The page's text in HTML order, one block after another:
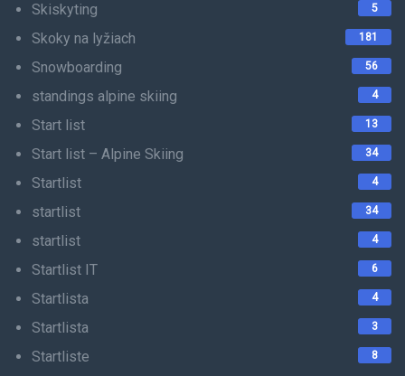
Skiskyting 5
Skoky na lyžiach 181
Snowboarding 56
standings alpine skiing 4
Start list 13
Start list – Alpine Skiing 34
Startlist 4
startlist 34
startlist 4
Startlist IT 6
Startlista 4
Startlista 3
Startliste 8